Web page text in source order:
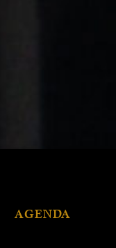
AGENDA